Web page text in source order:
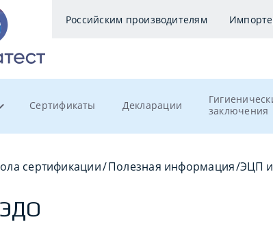
Российским производителям
Сертификаты Декларации
заключения
сертификации/Полезная информация/ЭЦП